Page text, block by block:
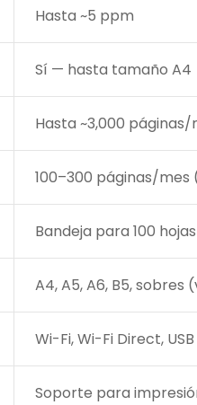
Hasta ~5 ppm
Sí — hasta tamaño A4
Hasta ~3,000
100–300 páginas/
Bandeja para 100
A4, A5, A6, B5, sobres
Wi-Fi, Wi-Fi Direct, USB
Soporte para